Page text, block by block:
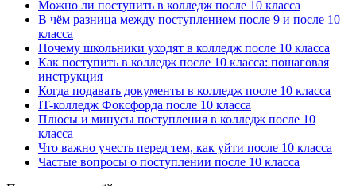
Можно ли поступить в колледж после 10 класса
В чём разница между поступлением после 9 и после 10
класса
Почему школьники уходят в колледж после 10 класса
Как поступить в колледж после 10 класса: пошаговая
инструкция
Когда подавать документы в колледж после 10 класса
IT-колледж Фоксфорда после 10 класса
Плюсы и минусы поступления в колледж после 10
класса
Что важно учесть перед тем, как уйти после 10 класса
Частые вопросы о поступлении после 10 класса